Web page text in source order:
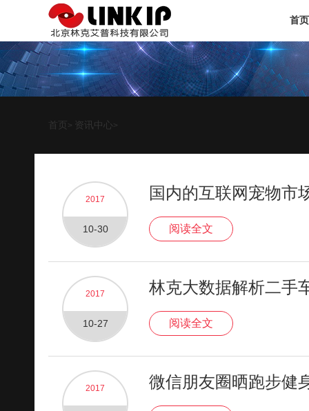
首页
首页 > 资讯中心 >
2017
10-30
国内的互联网宠物市
阅读全文
2017
10-27
林克大数据解析二手
阅读全文
2017 微信朋友圈晒跑步健